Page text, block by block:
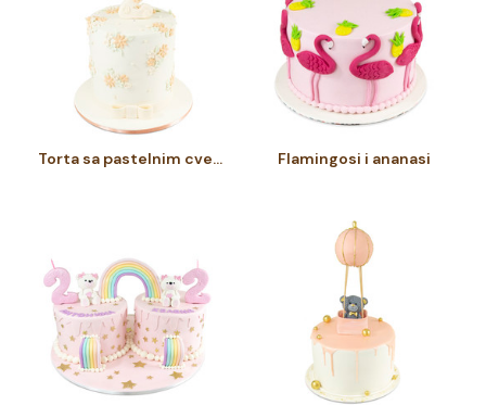
Torta sa pastelnim cvetovima Flamingosi i ananasi